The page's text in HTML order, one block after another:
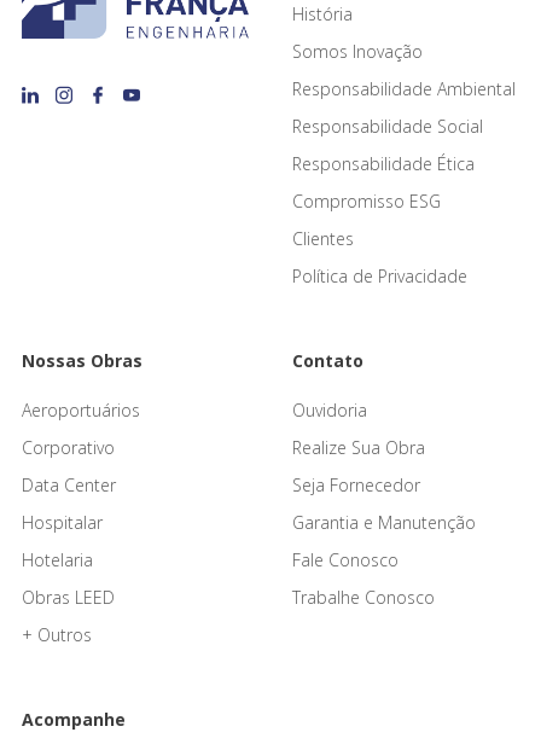
História
Somos Inovação
Responsabilidade Ambiental
Responsabilidade Social
Responsabilidade Ética
Compromisso ESG
Clientes
Política de Privacidade
Nossas Obras
Aeroportuários
Corporativo
Data Center
Hospitalar
Hotelaria
Obras LEED
+ Outros
Contato
Ouvidoria
Realize Sua Obra
Seja Fornecedor
Garantia e Manutenção
Fale Conosco
Trabalhe Conosco
Acompanhe